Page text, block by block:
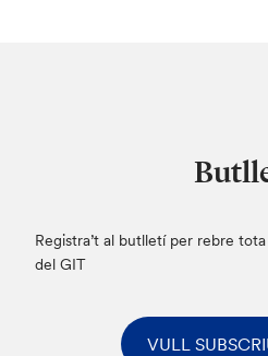
Registra’t al butlletí per rebre
del GIT
VULL